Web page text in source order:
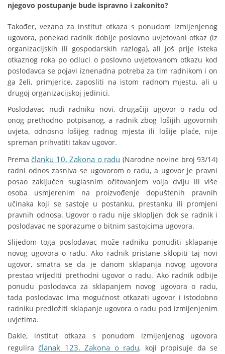
njegovo postupanje bude ispravno i zakonito?
Također, vezano za institut otkaza s ponudom izmijenjenog
ugovora, ponekad radnik dobije poslovno uvjetovani otkaz (iz
organizacijskih ili gospodarskih razloga), ali još prije isteka
otkaznog roka po odluci o poslovno uvjetovanom otkazu kod
poslodavca se pojavi iznenadna potreba za tim radnikom i on
ga želi, primjerice, zaposliti na istom radnom mjestu, ali u
drugoj organizacijskoj jedinici.
Poslodavac nudi radniku novi, drugačiji ugovor o radu od
onog prethodno potpisanog, a radnik zbog lošijih ugovornih
uvjeta, odnosno lošijeg radnog mjesta ili lošije plaće, nije
spreman prihvatiti takav ugovor.
Prema članku 10. Zakona o radu (Narodne novine broj 93/14)
radni odnos zasniva se ugovorom o radu, a ugovor je pravni
posao zaključen suglasnim očitovanjem volja dviju ili više
osoba usmjerenim na proizvođenje dopuštenih pravnih
učinaka koji se sastoje u postanku, prestanku ili promjeni
pravnih odnosa. Ugovor o radu nije sklopljen dok se radnik i
poslodavac ne sporazume o bitnim sastojcima ugovora.
Slijedom toga poslodavac može radniku ponuditi sklapanje
novog ugovora o radu. Ako radnik pristane sklopiti taj novi
ugovor, smatra se da je danom sklapanja novog ugovora
prestao vrijediti prethodni ugovor o radu. Ako radnik odbije
ponudu poslodavca za sklapanjem novog ugovora o radu,
tada poslodavac ima mogućnost otkazati ugovor i istodobno
radniku predložiti sklapanje ugovora o radu pod izmijenjenim
uvjetima.
Dakle, institut otkaza s ponudom izmijenjenog ugovora
regulira članak 123. Zakona o radu, koji propisuje da se